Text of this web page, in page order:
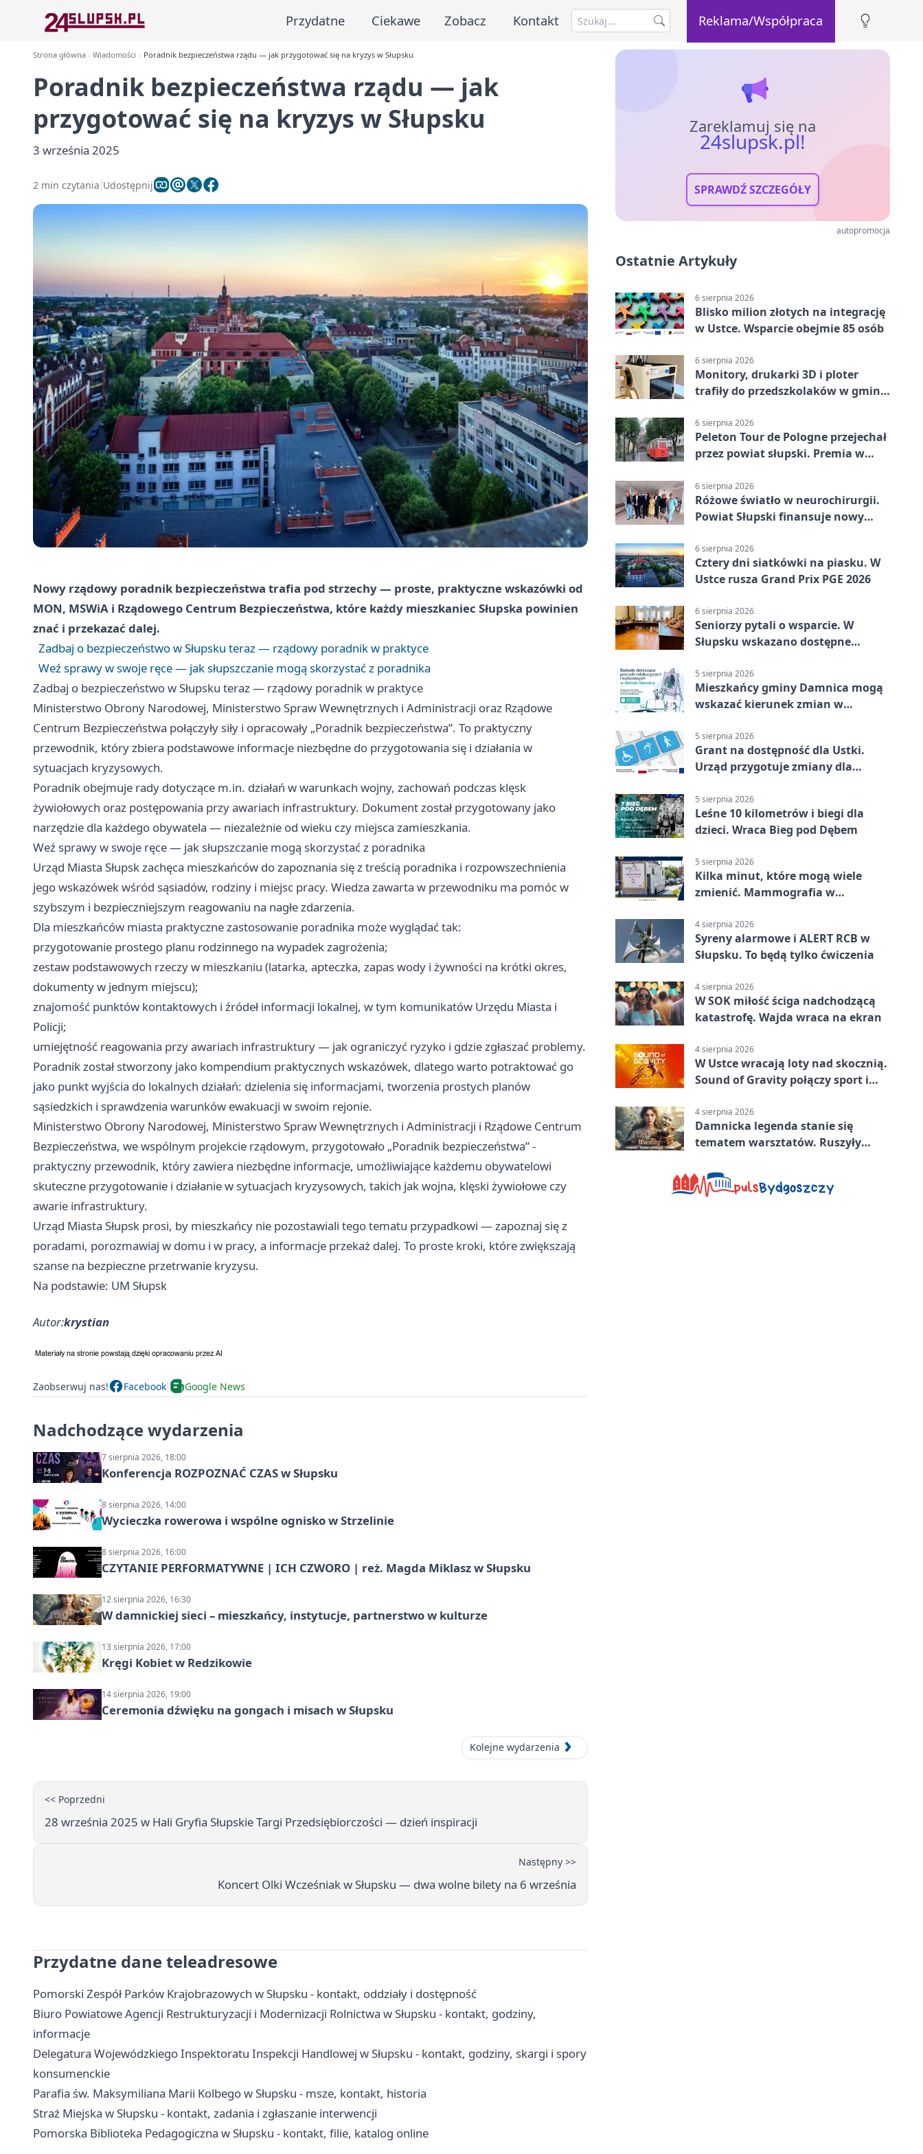
Przydatne Ciekawe Zobacz Kontakt Reklama/Współpraca
Strona główna Wiadomości Poradnik bezpieczeństwa rządu — jak przygotować się na kryzys w Słupsku
Poradnik bezpieczeństwa rządu — jak
przygotować się na kryzys w Słupsku
3 września 2025
2 min czytania Udostępnij
Nowy rządowy poradnik bezpieczeństwa trafia pod strzechy — proste, praktyczne wskazówki od
MON, MSWiA i Rządowego Centrum Bezpieczeństwa, które każdy mieszkaniec Słupska powinien
znać i przekazać dalej.
Zadbaj o bezpieczeństwo w Słupsku teraz — rządowy poradnik w praktyce
Weź sprawy w swoje ręce — jak słupszczanie mogą skorzystać z poradnika
Zadbaj o bezpieczeństwo w Słupsku teraz — rządowy poradnik w praktyce
Ministerstwo Obrony Narodowej, Ministerstwo Spraw Wewnętrznych i Administracji oraz Rządowe
Centrum Bezpieczeństwa połączyły siły i opracowały „Poradnik bezpieczeństwa”. To praktyczny
przewodnik, który zbiera podstawowe informacje niezbędne do przygotowania się i działania w
sytuacjach kryzysowych.
Poradnik obejmuje rady dotyczące m.in. działań w warunkach wojny, zachowań podczas klęsk
żywiołowych oraz postępowania przy awariach infrastruktury. Dokument został przygotowany jako
narzędzie dla każdego obywatela — niezależnie od wieku czy miejsca zamieszkania.
Weź sprawy w swoje ręce — jak słupszczanie mogą skorzystać z poradnika
Urząd Miasta Słupsk zachęca mieszkańców do zapoznania się z treścią poradnika i rozpowszechnienia
jego wskazówek wśród sąsiadów, rodziny i miejsc pracy. Wiedza zawarta w przewodniku ma pomóc w
szybszym i bezpieczniejszym reagowaniu na nagłe zdarzenia.
Dla mieszkańców miasta praktyczne zastosowanie poradnika może wyglądać tak:
przygotowanie prostego planu rodzinnego na wypadek zagrożenia;
zestaw podstawowych rzeczy w mieszkaniu (latarka, apteczka, zapas wody i żywności na krótki okres,
dokumenty w jednym miejscu);
znajomość punktów kontaktowych i źródeł informacji lokalnej, w tym komunikatów Urzędu Miasta i
Policji;
umiejętność reagowania przy awariach infrastruktury — jak ograniczyć ryzyko i gdzie zgłaszać problemy.
Poradnik został stworzony jako kompendium praktycznych wskazówek, dlatego warto potraktować go
jako punkt wyjścia do lokalnych działań: dzielenia się informacjami, tworzenia prostych planów
sąsiedzkich i sprawdzenia warunków ewakuacji w swoim rejonie.
Ministerstwo Obrony Narodowej, Ministerstwo Spraw Wewnętrznych i Administracji i Rządowe Centrum
Bezpieczeństwa, we wspólnym projekcie rządowym, przygotowało „Poradnik bezpieczeństwa” -
praktyczny przewodnik, który zawiera niezbędne informacje, umożliwiające każdemu obywatelowi
skuteczne przygotowanie i działanie w sytuacjach kryzysowych, takich jak wojna, klęski żywiołowe czy
awarie infrastruktury.
Urząd Miasta Słupsk prosi, by mieszkańcy nie pozostawiali tego tematu przypadkowi — zapoznaj się z
poradami, porozmawiaj w domu i w pracy, a informacje przekaż dalej. To proste kroki, które zwiększają
szanse na bezpieczne przetrwanie kryzysu.
Na podstawie: UM Słupsk
Autor:krystian
Zaobserwuj nas! Facebook Google News
Nadchodzące wydarzenia
7 sierpnia 2026, 18:00
Konferencja ROZPOZNAĆ CZAS w Słupsku
8 sierpnia 2026, 14:00
Wycieczka rowerowa i wspólne ognisko w Strzelinie
8 sierpnia 2026, 16:00
CZYTANIE PERFORMATYWNE | ICH CZWORO | reż. Magda Miklasz w Słupsku
12 sierpnia 2026, 16:30
W damnickiej sieci – mieszkańcy, instytucje, partnerstwo w kulturze
13 sierpnia 2026, 17:00
Kręgi Kobiet w Redzikowie
14 sierpnia 2026, 19:00
Ceremonia dźwięku na gongach i misach w Słupsku
Kolejne wydarzenia
<< Poprzedni
28 września 2025 w Hali Gryfia Słupskie Targi Przedsiębiorczości — dzień inspiracji
Następny >>
Koncert Olki Wcześniak w Słupsku — dwa wolne bilety na 6 września
Przydatne dane teleadresowe
Pomorski Zespół Parków Krajobrazowych w Słupsku - kontakt, oddziały i dostępność
Biuro Powiatowe Agencji Restrukturyzacji i Modernizacji Rolnictwa w Słupsku - kontakt, godziny,
informacje
Delegatura Wojewódzkiego Inspektoratu Inspekcji Handlowej w Słupsku - kontakt, godziny, skargi i spory
konsumenckie
Parafia św. Maksymiliana Marii Kolbego w Słupsku - msze, kontakt, historia
Straż Miejska w Słupsku - kontakt, zadania i zgłaszanie interwencji
Pomorska Biblioteka Pedagogiczna w Słupsku - kontakt, filie, katalog online
Zareklamuj się na
24slupsk.pl!
SPRAWDŹ SZCZEGÓŁY
autopromocja
Ostatnie Artykuły
6 sierpnia 2026
Blisko milion złotych na integrację
w Ustce. Wsparcie obejmie 85 osób
6 sierpnia 2026
Monitory, drukarki 3D i ploter
trafiły do przedszkolaków w gminie
6 sierpnia 2026
Peleton Tour de Pologne przejechał
przez powiat słupski. Premia w
6 sierpnia 2026
Różowe światło w neurochirurgii.
Powiat Słupski finansuje nowy
6 sierpnia 2026
Cztery dni siatkówki na piasku. W
Ustce rusza Grand Prix PGE 2026
6 sierpnia 2026
Seniorzy pytali o wsparcie. W
Słupsku wskazano dostępne
5 sierpnia 2026
Mieszkańcy gminy Damnica mogą
wskazać kierunek zmian w
5 sierpnia 2026
Grant na dostępność dla Ustki.
Urząd przygotuje zmiany dla
5 sierpnia 2026
Leśne 10 kilometrów i biegi dla
dzieci. Wraca Bieg pod Dębem
5 sierpnia 2026
Kilka minut, które mogą wiele
zmienić. Mammografia w
4 sierpnia 2026
Syreny alarmowe i ALERT RCB w
Słupsku. To będą tylko ćwiczenia
4 sierpnia 2026
W SOK miłość ściga nadchodzącą
katastrofę. Wajda wraca na ekran
4 sierpnia 2026
W Ustce wracają loty nad skocznią.
Sound of Gravity połączy sport i
4 sierpnia 2026
Damnicka legenda stanie się
tematem warsztatów. Ruszyły